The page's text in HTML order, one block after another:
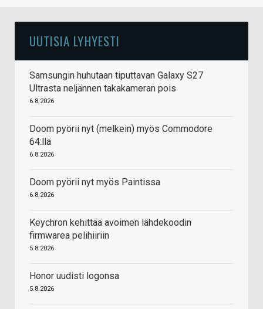
UUTISIA LYHYESTI
Samsungin huhutaan tiputtavan Galaxy S27
Ultrasta neljännen takakameran pois
6.8.2026
Doom pyörii nyt (melkein) myös Commodore
64:llä
6.8.2026
Doom pyörii nyt myös Paintissa
6.8.2026
Keychron kehittää avoimen lähdekoodin
firmwarea pelihiiriin
5.8.2026
Honor uudisti logonsa
5.8.2026